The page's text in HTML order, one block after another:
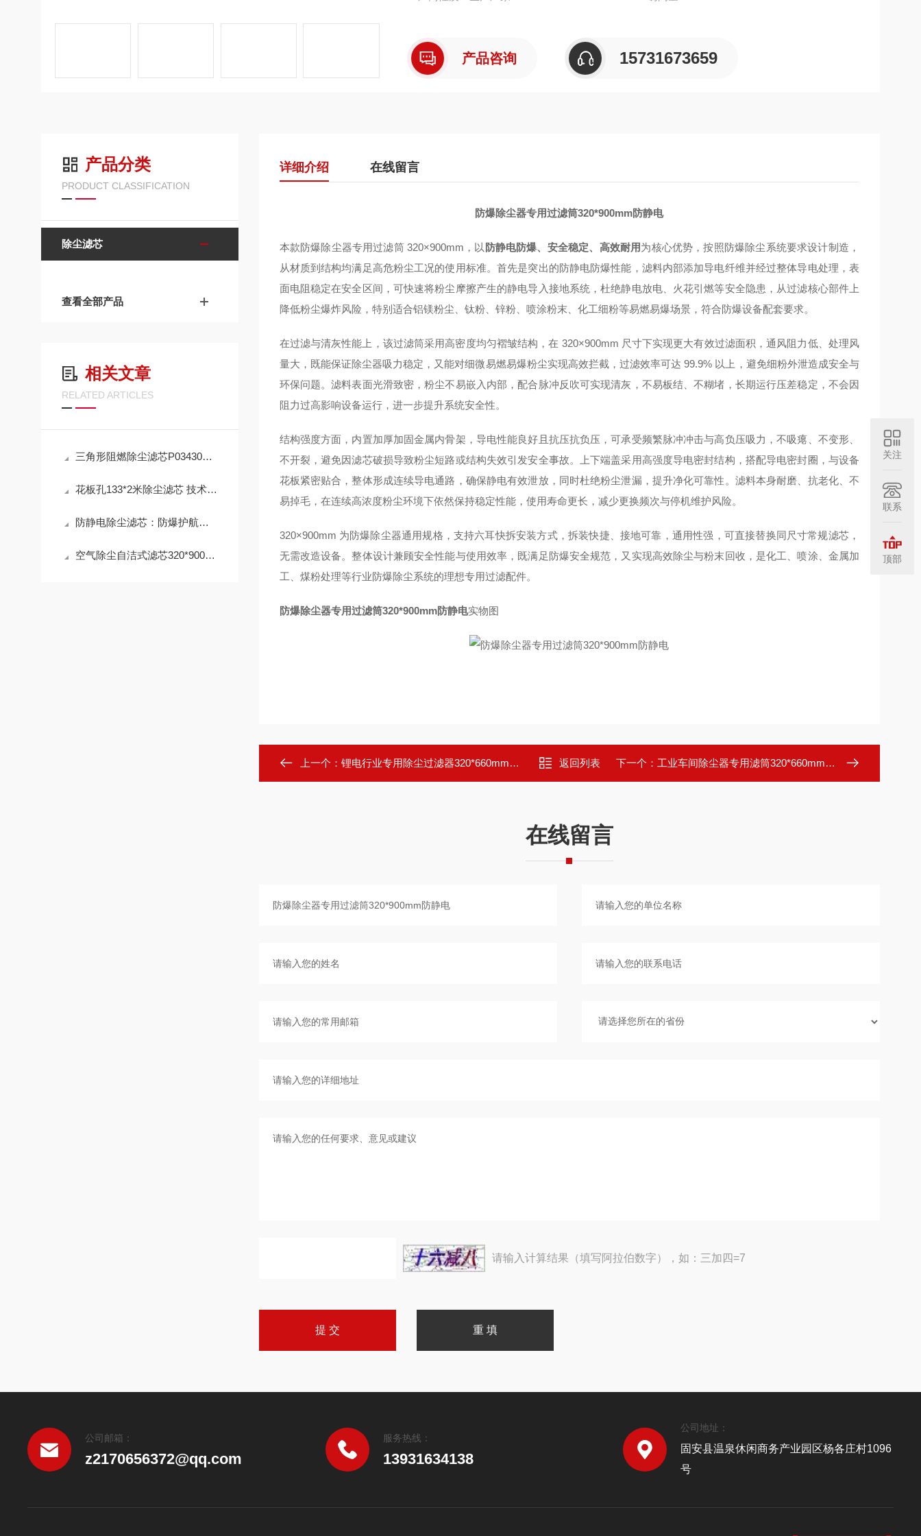
产品咨询 15731673659
产品分类
PRODUCT CLASSIFICATION
除尘滤芯
查看全部产品
相关文章
RELATED ARTICLES
三角形阻燃除尘滤芯P034303 工作原理
花板孔133*2米除尘滤芯 技术参数
防静电除尘滤芯：防爆护航，高效除尘，守护高危工况安全
空气除尘自洁式滤芯320*900mm 性能
详细介绍 在线留言
防爆除尘器专用过滤筒320*900mm防静电
本款防爆除尘器专用过滤筒 320×900mm，以 防静电防爆、安全稳定、高效耐用为核心优势，按照防爆除尘系统要求设计制造，
从材质到结构均满足高危粉尘工况的使用标准。首先是突出的防静电防爆性能，滤料内部添加导电纤维并经过整体导电处理，表
面电阻稳定在安全区间，可快速将粉尘摩擦产生的静电导入接地系统，杜绝静电放电、火花引燃等安全隐患，从过滤核心部件上
降低粉尘爆炸风险，特别适合铝镁粉尘、钛粉、锌粉、喷涂粉末、化工细粉等易燃易爆场景，符合防爆设备配套要求。
在过滤与清灰性能上，该过滤筒采用高密度均匀褶皱结构，在 320×900mm 尺寸下实现更大有效过滤面积，通风阻力低、处理风
量大，既能保证除尘器吸力稳定，又能对细微易燃易爆粉尘实现高效拦截，过滤效率可达 99.9% 以上，避免细粉外泄造成安全与
环保问题。滤料表面光滑致密，粉尘不易嵌入内部，配合脉冲反吹可实现清灰，不易板结、不糊堵，长期运行压差稳定，不会因
阻力过高影响设备运行，进一步提升系统安全性。
结构强度方面，内置加厚加固金属内骨架，导电性能良好且抗压抗负压，可承受频繁脉冲冲击与高负压吸力，不吸瘪、不变形、
不开裂，避免因滤芯破损导致粉尘短路或结构失效引发安全事故。上下端盖采用高强度导电密封结构，搭配导电密封圈，与设备
花板紧密贴合，整体形成连续导电通路，确保静电有效泄放，同时杜绝粉尘泄漏，提升净化可靠性。滤料本身耐磨、抗老化、不
易掉毛，在连续高浓度粉尘环境下依然保持稳定性能，使用寿命更长，减少更换频次与停机维护风险。
320×900mm 为防爆除尘器通用规格，支持六耳快拆安装方式，拆装快捷、接地可靠，通用性强，可直接替换同尺寸常规滤芯，
无需改造设备。整体设计兼顾安全性能与使用效率，既满足防爆安全规范，又实现高效除尘与粉末回收，是化工、喷涂、金属加
工、煤粉处理等行业防爆除尘系统的理想专用过滤配件。
防爆除尘器专用过滤筒320*900mm防静电实物图
上一个： 锂电行业专用除尘过滤器320*660mm防静电 返回列表 下一个： 工业车间除尘器专用滤筒320*660mm可定制
在线留言
请输入计算结果（填写阿拉伯数字），如：三加四=7
公司邮箱：
z2170656372@qq.com
服务热线：
13931634138
公司地址：
固安县温泉休闲商务产业园区杨各庄村1096
号
关注
联系
顶部